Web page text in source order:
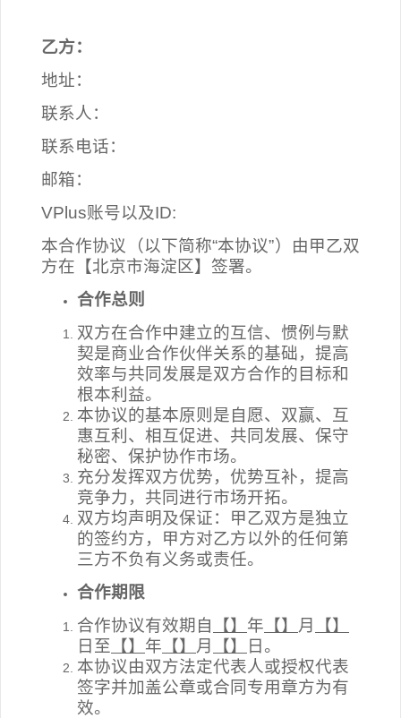
乙方：
地址：
联系人：
联系电话：
邮箱：
VPlus账号以及ID:
本合作协议（以下简称“本协议”）由甲乙双
方在【北京市海淀区】签署。
合作总则
双方在合作中建立的互信、惯例与默
契是商业合作伙伴关系的基础，提高
效率与共同发展是双方合作的目标和
根本利益。
本协议的基本原则是自愿、双赢、互
惠互利、相互促进、共同发展、保守
秘密、保护协作市场。
充分发挥双方优势，优势互补，提高
竞争力，共同进行市场开拓。
双方均声明及保证：甲乙双方是独立
的签约方，甲方对乙方以外的任何第
三方不负有义务或责任。
合作期限
合作协议有效期自
【】 年 【】 月
【】
日至 【】 年 【】 月 【】
日。
本协议由双方法定代表人或授权代表
签字并加盖公章或合同专用章方为有
效。